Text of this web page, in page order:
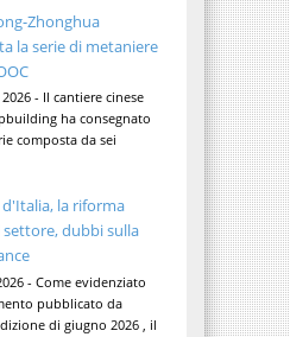
Zhonghua
la serie di metaniere
- Il cantiere cinese
ha consegnato
composta da sei
la riforma
dubbi sulla
- Come evidenziato
pubblicato da
di giugno 2026 , il